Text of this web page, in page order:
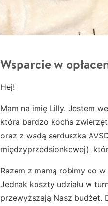
Wsparcie w
Hej!
Mam na imię Lilly. Jestem
która bardzo kocha
oraz z wadą serduszka
międzyprzedsionkowej),
Razem z mamą robimy co
Jednak koszty udziału w
przewyższają Nasz budżet.